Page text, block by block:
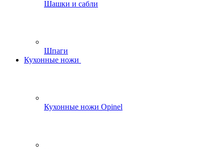
Шашки и сабли
Шпаги
Кухонные ножи
Кухонные ножи Opinel